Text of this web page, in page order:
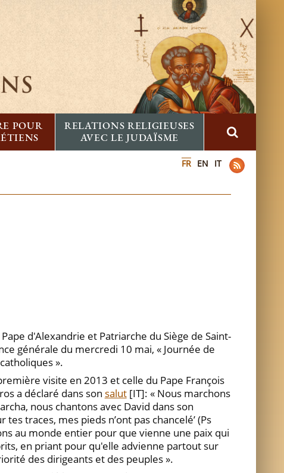
POUR
RELATIONS RELIGIEUSES
AVEC LE JUDAÏSME
FR EN IT
d'Alexandrie et Patriarche du Siège de Saint-
générale du mercredi 10 mai, « Journée de
».
visite en 2013 et celle du Pape François
a déclaré dans son salut [IT]: « Nous marchons
nous chantons avec David dans son
tes traces, mes pieds n’ont pas chancelé’ (Ps
au monde entier pour que vienne une paix qui
en priant pour qu'elle advienne partout sur
des dirigeants et des peuples ».